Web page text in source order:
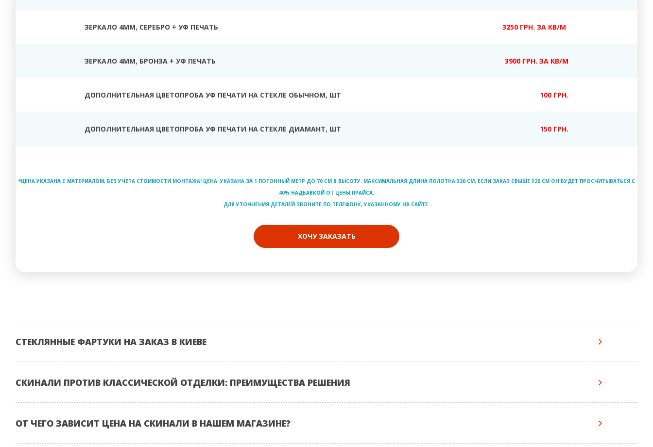
ЗЕРКАЛО 4ММ, СЕРЕБРО + УФ ПЕЧАТЬ 3250 ГРН. ЗА КВ/М
ЗЕРКАЛО 4ММ, БРОНЗА + УФ ПЕЧАТЬ 3900 ГРН. ЗА КВ/М
ДОПОЛНИТЕЛЬНАЯ ЦВЕТОПРОБА УФ ПЕЧАТИ НА СТЕКЛЕ ОБЫЧНОМ, ШТ 100 ГРН.
ДОПОЛНИТЕЛЬНАЯ ЦВЕТОПРОБА УФ ПЕЧАТИ НА СТЕКЛЕ ДИАМАНТ, ШТ 150 ГРН.
*ЦЕНА УКАЗАНА С МАТЕРИАЛОМ, БЕЗ УЧЕТА СТОИМОСТИ МОНТАЖА! ЦЕНА УКАЗАНА ЗА 1 ПОГОННЫЙ МЕТР ДО 70 СМ В ВЫСОТУ. МАКСИМАЛЬНАЯ ДЛИНА ПОЛОТНА 320 СМ, ЕСЛИ ЗАКАЗ СВЫШЕ 320 СМ ОН БУДЕТ ПРОСЧИТЫВАТЬСЯ С
40% НАДБАВКОЙ ОТ ЦЕНЫ ПРАЙСА.
ДЛЯ УТОЧНЕНИЯ ДЕТАЛЕЙ ЗВОНИТЕ ПО ТЕЛЕФОНУ, УКАЗАННОМУ НА САЙТЕ.
ХОЧУ ЗАКАЗАТЬ
СТЕКЛЯННЫЕ ФАРТУКИ НА ЗАКАЗ В КИЕВЕ
СКИНАЛИ ПРОТИВ КЛАССИЧЕСКОЙ ОТДЕЛКИ: ПРЕИМУЩЕСТВА РЕШЕНИЯ
ОТ ЧЕГО ЗАВИСИТ ЦЕНА НА СКИНАЛИ В НАШЕМ МАГАЗИНЕ?